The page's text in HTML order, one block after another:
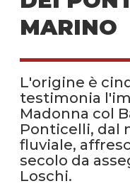
MARINO
L'origine è
testimonia
Madonna col
Ponticelli, dal
fluviale,
secolo da
Loschi.